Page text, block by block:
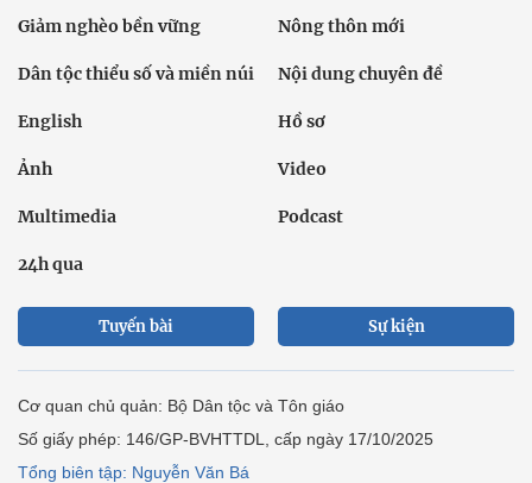
Giảm nghèo bền vững Nông thôn mới
Dân tộc thiểu số và miền núi Nội dung chuyên đề
English Hồ sơ
Ảnh Video
Multimedia Podcast
24h qua
Tuyến bài Sự kiện
Cơ quan chủ quản: Bộ Dân tộc và Tôn giáo
Số giấy phép: 146/GP-BVHTTDL, cấp ngày 17/10/2025
Tổng biên tập: Nguyễn Văn Bá